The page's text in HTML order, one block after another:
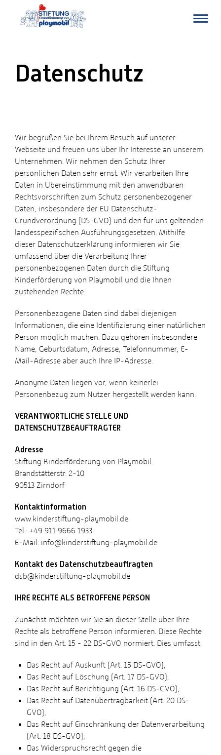
Stiftung
Kinderförderung
Datenschutz
Wir begrüßen Sie bei Ihrem Besuch auf unserer
Webseite und freuen uns über Ihr Interesse an unserem
Unternehmen. Wir nehmen den Schutz Ihrer
persönlichen Daten sehr ernst. Wir verarbeiten Ihre
Daten in Übereinstimmung mit den anwendbaren
Rechtsvorschriften zum Schutz personenbezogener
Daten, insbesondere der EU Datenschutz-
Grundverordnung (DS-GVO) und den für uns geltenden
landesspezifischen Ausführungsgesetzen. Mithilfe
dieser Datenschutzerklärung informieren wir Sie
umfassend über die Verarbeitung Ihrer
personenbezogenen Daten durch die Stiftung
Kinderförderung von Playmobil und die Ihnen
zustehenden Rechte.
Personenbezogene Daten sind dabei diejenigen
Informationen, die eine Identifizierung einer natürlichen
Person möglich machen. Dazu gehören insbesondere
Name, Geburtsdatum, Adresse, Telefonnummer, E-
Mail-Adresse aber auch Ihre IP-Adresse.
Anonyme Daten liegen vor, wenn keinerlei
Personenbezug zum Nutzer hergestellt werden kann.
VERANTWORTLICHE STELLE UND
DATENSCHUTZBEAUFTRAGTER
Adresse
Stiftung Kinderförderung von Playmobil
Brandstätterstr. 2-10
90513 Zirndorf
Kontaktinformation
www.kinderstiftung-playmobil.de
Tel.: +49 911 9666 1933
E-Mail: info@kinderstiftung-playmobil.de
Kontakt des Datenschutzbeauftragten
dsb@kinderstiftung-playmobil.de
IHRE RECHTE ALS BETROFFENE PERSON
Zunächst möchten wir Sie an dieser Stelle über Ihre
Rechte als betroffene Person informieren. Diese Rechte
sind in den Art. 15 - 22 DS-GVO normiert. Dies umfasst:
Das Recht auf Auskunft (Art. 15 DS-GVO),
Das Recht auf Löschung (Art. 17 DS-GVO),
Das Recht auf Berichtigung (Art. 16 DS-GVO),
Das Recht auf Datenübertragbarkeit (Art. 20 DS-
GVO),
Das Recht auf Einschränkung der Datenverarbeitung
(Art. 18 DS-GVO),
Das Widerspruchsrecht gegen die